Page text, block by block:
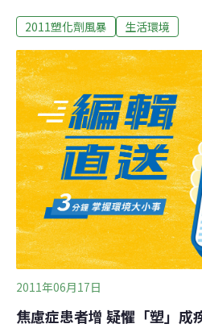
nodeID=348 。0616含有受塑化
2011塑化劑風暴 生活環境
2011年06月17日
焦慮症患者增 疑懼「塑」成